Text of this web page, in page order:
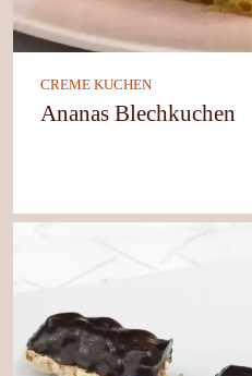
CREME KUCHEN
Ananas Blechkuchen